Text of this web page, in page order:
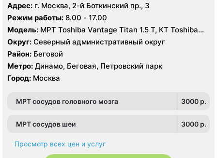
Адрес: г. Москва, 2-й Боткинский пр., 3
Режим работы: 8.00 - 17.00
Модель: МРТ Toshiba Vantage Titan 1.5 T, КТ Toshiba
Aquilion Prime 160 срезов, УЗИ GE Vivid T8
Округ: Северный административный округ
Район: Беговой
Метро: Динамо, Беговая, Петровский парк
Город: Москва
МРТ сосудов головного мозга 3000 p.
МРТ сосудов шеи 3000 p.
Просмотр всех цен и услуг